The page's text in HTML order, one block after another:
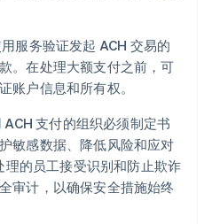
服务验证发起 ACH 交易的
。在处理大额支付之前，可
账户信息和所有权。
ACH 支付的组织必须制定书
敏感数据、降低风险和应对
理的员工接受识别和防止欺诈
审计，以确保安全措施始终